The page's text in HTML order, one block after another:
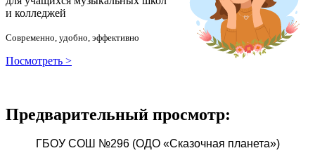
и колледжей
Современно, удобно, эффективно
Посмотреть >
Предварительный просмотр:
ГБОУ СОШ №296 (ОДО «Сказочная планета»)